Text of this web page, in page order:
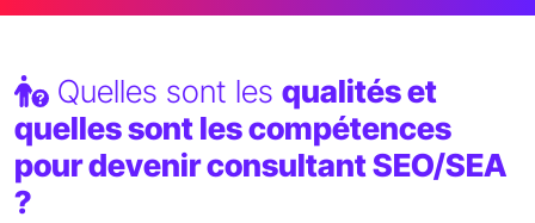
Quelles sont lesqualités et
quelles sont les compétences
pour devenir consultant SEO/SEA
?